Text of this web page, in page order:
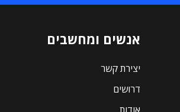
אנשים ומחשבים
יצירת קשר
דרושים